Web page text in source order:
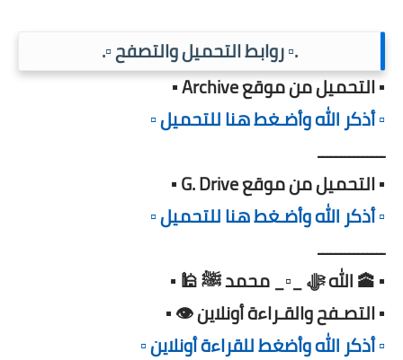
.▫️ روابط التحميل والتصفح ▫️.
▪️ التحميل من موقع Archive ▪️
▫️ أذكر الله وأضـغط هنا للتحميل ▫️
ـــــــــــــــ
▪️ التحميل من موقع G. Drive ▪️
▫️ أذكر الله وأضـغط هنا للتحميل ▫️
ـــــــــــــــ
▪️ 🕋 الله ﷻ _▫️_ محمد ﷺ 🕌 ▪️
▪️ التصـفح والقـراءة أونلاين 👁️ ▪️
▫️ أذكر الله وأضغط للقراءة أونلاين ▫️